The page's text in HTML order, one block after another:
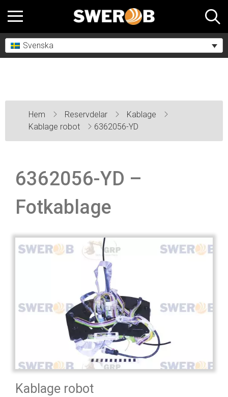
Svenska
Hem Reservdelar
Kablage
Kablage robot
6362056-YD
6362056-YD –
Fotkablage
Kablage robot